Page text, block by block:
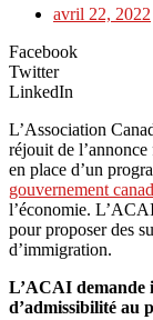
avril 22, 2022
Facebook
Twitter
LinkedIn
L’Association
réjouit de
en place d’un
gouvernement
l’économie.
pour proposer des
d’immigration.
L’ACAI demande
d’admissibilité au